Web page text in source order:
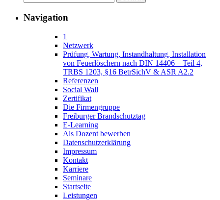
nach:
Navigation
1
Netzwerk
Prüfung, Wartung, Instandhaltung, Installation
von Feuerlöschern nach DIN 14406 – Teil 4,
TRBS 1203, §16 BetrSichV & ASR A2.2
Referenzen
Social Wall
Zertifikat
Die Firmengruppe
Freiburger Brandschutztag
E-Learning
Als Dozent bewerben
Datenschutzerklärung
Impressum
Kontakt
Karriere
Seminare
Startseite
Leistungen